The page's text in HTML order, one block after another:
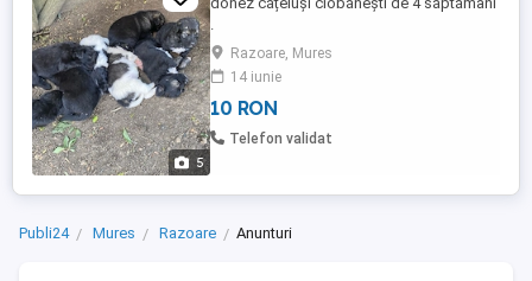
5
.
Razoare, Mures
14 iunie
10 RON
Telefon validat
Publi24 Mures Razoare Anunturi